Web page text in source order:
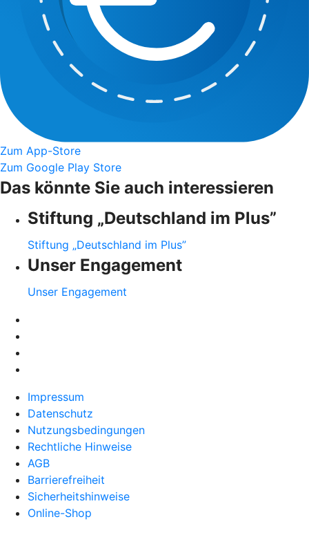
Zum App-Store
Zum Google Play Store
Das könnte Sie auch interessieren
Stiftung „Deutschland im Plus”
Stiftung „Deutschland im Plus”
Unser Engagement
Unser Engagement
Impressum
Datenschutz
Nutzungsbedingungen
Rechtliche Hinweise
AGB
Barrierefreiheit
Sicherheitshinweise
Online-Shop